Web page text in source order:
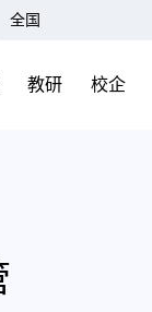
全国
北京
教研 校企